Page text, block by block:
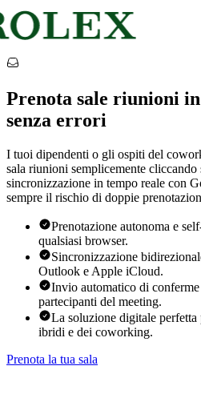
Prenota sale riunioni
senza errori
I tuoi dipendenti o gli ospiti del
sala riunioni semplicemente
sincronizzazione in tempo reale con
sempre il rischio di doppie
Prenotazione autonoma e
qualsiasi browser.
Sincronizzazione
Outlook e Apple iCloud.
Invio automatico di
partecipanti del meeting.
La soluzione digitale
ibridi e dei coworking.
Prenota la tua sala